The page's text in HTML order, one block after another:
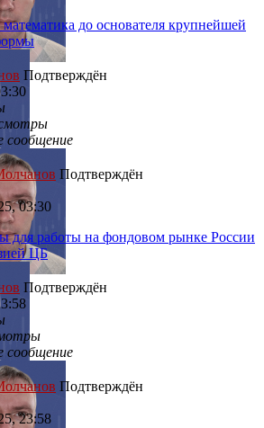
до основателя крупнейшей
Подтверждён
сообщение
Подтверждён
03:30
для работы на фондовом рынке России
ЦБ
Подтверждён
сообщение
Подтверждён
23:58